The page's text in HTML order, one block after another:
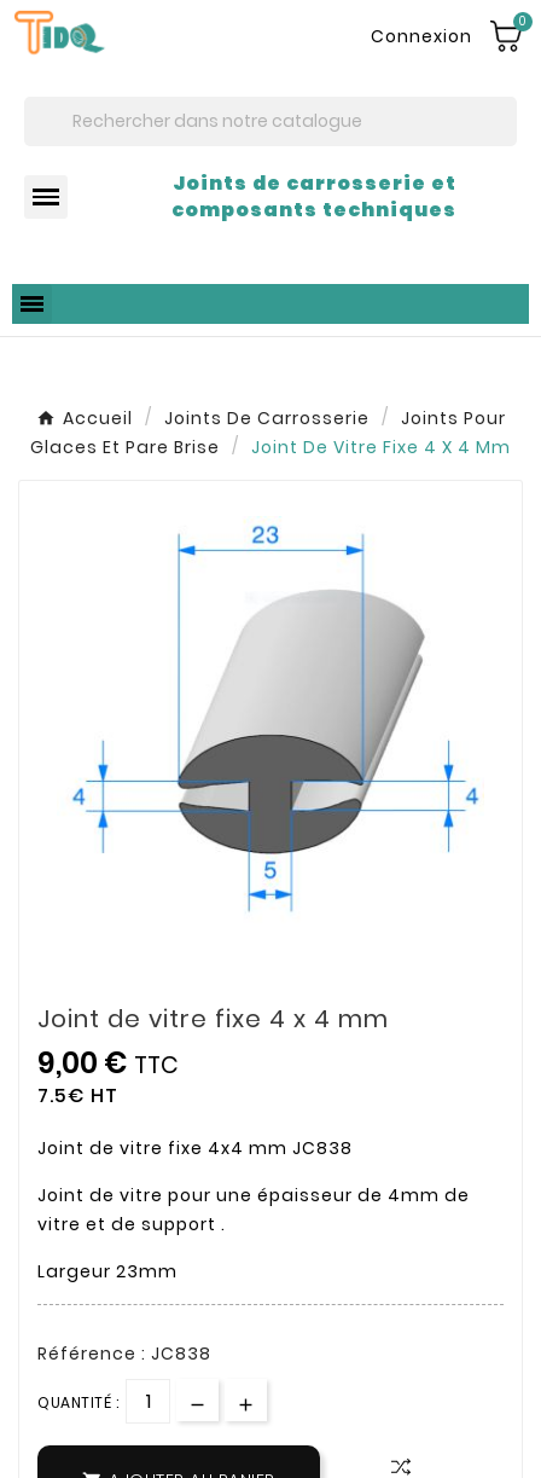
Connexion
0
Joints de carrosserie et
composants techniques
Accueil Joints De Carrosserie
Joints Pour
Glaces Et Pare Brise
Joint De Vitre Fixe 4 X 4 Mm
Joint de vitre fixe 4 x 4 mm
9,00 € TTC
7.5€ HT
Joint de vitre fixe 4x4 mm JC838
Joint de vitre pour une épaisseur de 4mm de
vitre et de support .
Largeur 23mm
Référence : JC838
QUANTITÉ :